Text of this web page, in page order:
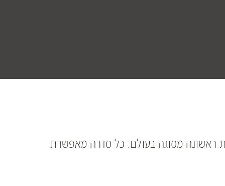
ראשונה מסוגה בעולם. כל סדרה מאפשרת